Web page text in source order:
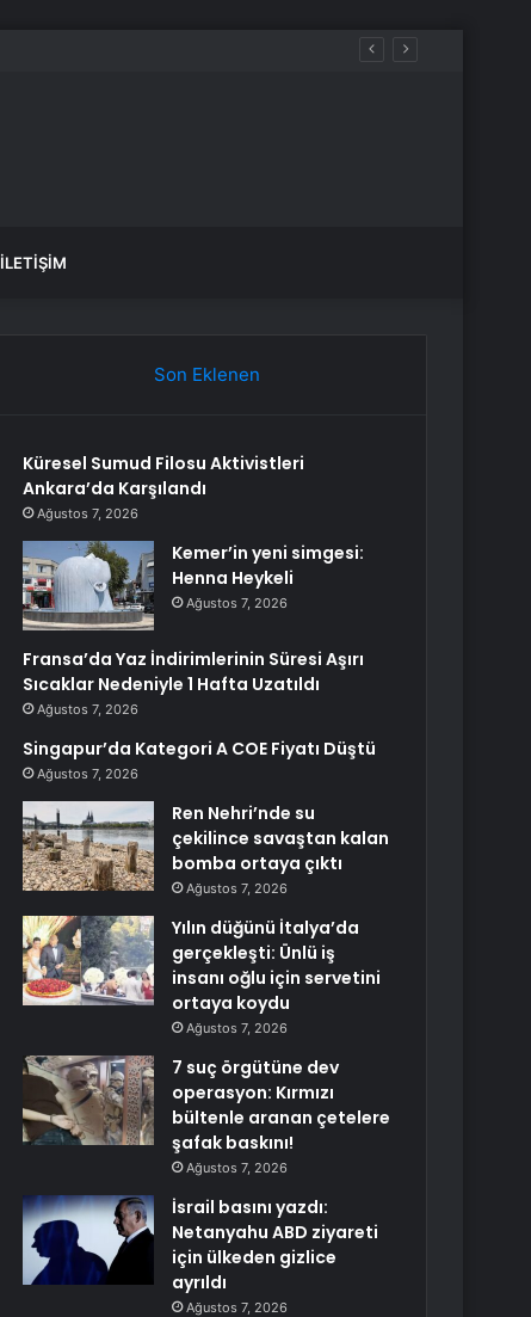
İLETIŞIM
Son Eklenen
Küresel Sumud Filosu Aktivistleri
Ankara’da Karşılandı
Ağustos 7, 2026
Kemer’in yeni simgesi:
Henna Heykeli
Ağustos 7, 2026
Fransa’da Yaz İndirimlerinin Süresi Aşırı
Sıcaklar Nedeniyle 1 Hafta Uzatıldı
Ağustos 7, 2026
Singapur’da Kategori A COE Fiyatı Düştü
Ağustos 7, 2026
Ren Nehri’nde su
çekilince savaştan kalan
bomba ortaya çıktı
Ağustos 7, 2026
Yılın düğünü İtalya’da
gerçekleşti: Ünlü iş
insanı oğlu için servetini
ortaya koydu
Ağustos 7, 2026
7 suç örgütüne dev
operasyon: Kırmızı
bültenle aranan çetelere
şafak baskını!
Ağustos 7, 2026
İsrail basını yazdı:
Netanyahu ABD ziyareti
için ülkeden gizlice
ayrıldı
Ağustos 7, 2026